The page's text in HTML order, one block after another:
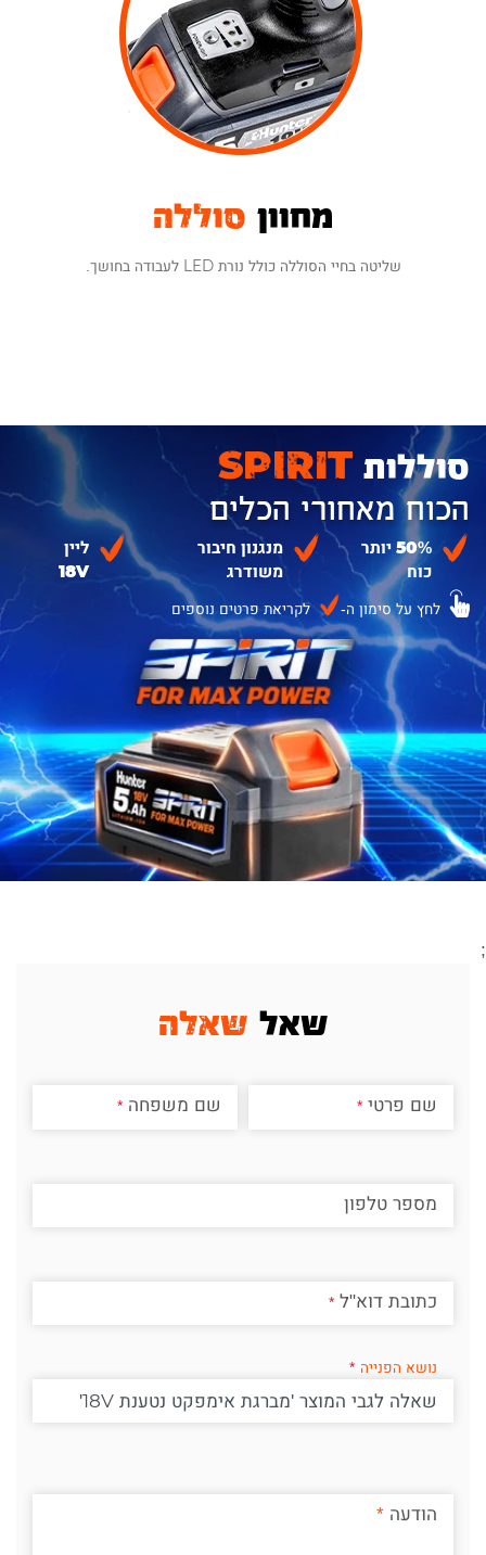
מחוון סוללה
שליטה בחיי הסוללה כולל נורת LED לעבודה בחושך.
סוללות SPIRIT
הכוח מאחורי הכלים
50% יותר
כוח
מנגנון חיבור
משודרג
ליין
18V
לחץ על סימון ה- לקריאת פרטים נוספים
;
שאל שאלה
שם פרטי שם משפחה
מספר טלפון
כתובת דוא"ל
נושא הפנייה
הודעה